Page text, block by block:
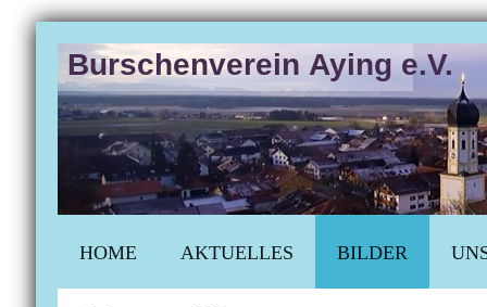
Burschenverein Aying e.V.
HOME AKTUELLES BILDER